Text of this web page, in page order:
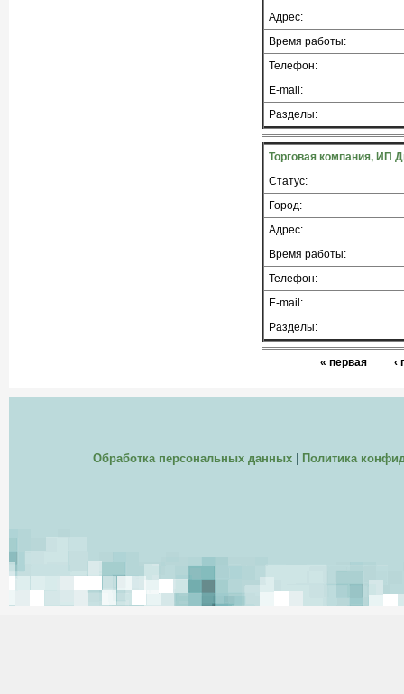
Адрес:
Время работы:
Телефон:
E-mail:
Разделы:
Торговая компания, ИП
Статус:
Город:
Адрес:
Время работы:
Телефон:
E-mail:
Разделы:
« первая ‹
Обработка персональных данных| Политика